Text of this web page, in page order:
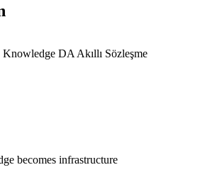
Knowledge DA Akıllı Sözleşme
becomes infrastructure